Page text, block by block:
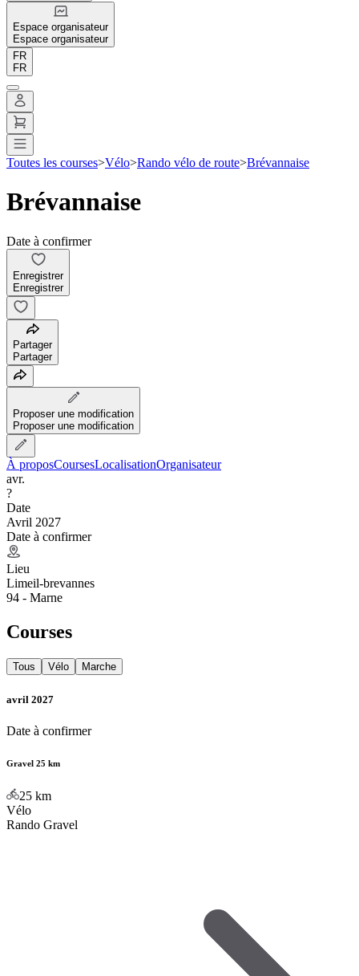
Espace organisateur
Espace organisateur
FR
FR
Toutes les courses>Vélo>Rando vélo de route>Brévannaise
Brévannaise
Date à confirmer
Enregistrer
Enregistrer
Partager
Partager
Proposer une modification
Proposer une modification
À proposCoursesLocalisationOrganisateur
avr.
?
Date
Avril 2027
Date à confirmer
Lieu
Limeil-brevannes
94 - Marne
Courses
Tous Vélo Marche
avril 2027
Date à confirmer
Gravel 25 km
25 km
Vélo
Rando Gravel